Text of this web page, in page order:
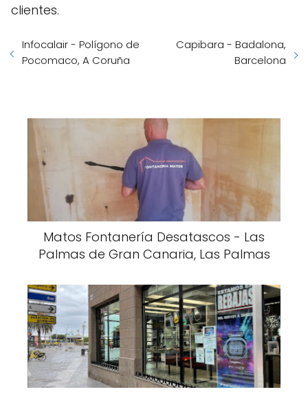
clientes.
Infocalair - Polígono de
Pocomaco, A Coruña
Capibara - Badalona,
Barcelona
Matos Fontanería Desatascos - Las
Palmas de Gran Canaria, Las Palmas